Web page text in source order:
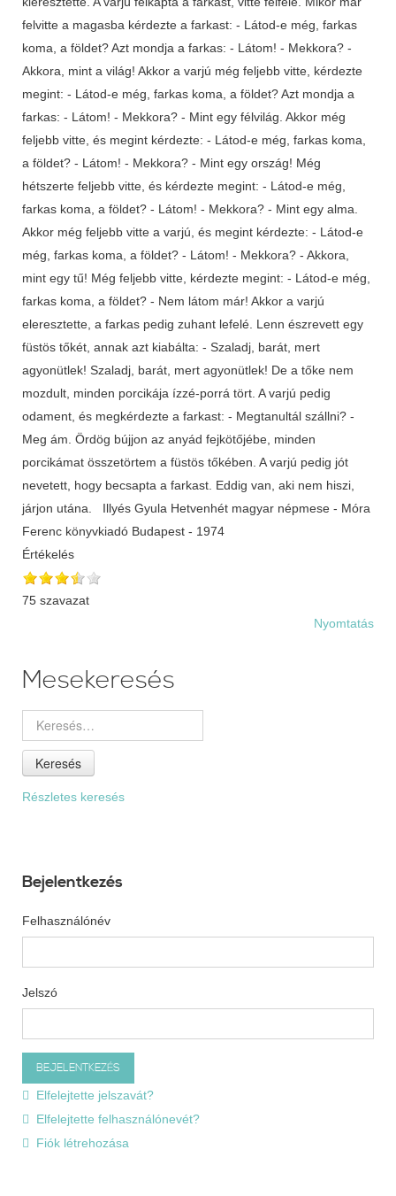
felvitte a magasba kérdezte a farkast: - Látod-e még, farkas
koma, a földet? Azt mondja a farkas: - Látom! - Mekkora? -
Akkora, mint a világ! Akkor a varjú még feljebb vitte, kérdezte
megint: - Látod-e még, farkas koma, a földet? Azt mondja a
farkas: - Látom! - Mekkora? - Mint egy félvilág. Akkor még
feljebb vitte, és megint kérdezte: - Látod-e még, farkas koma,
a földet? - Látom! - Mekkora? - Mint egy ország! Még
hétszerte feljebb vitte, és kérdezte megint: - Látod-e még,
farkas koma, a földet? - Látom! - Mekkora? - Mint egy alma.
Akkor még feljebb vitte a varjú, és megint kérdezte: - Látod-e
még, farkas koma, a földet? - Látom! - Mekkora? - Akkora,
mint egy tű! Még feljebb vitte, kérdezte megint: - Látod-e még,
farkas koma, a földet? - Nem látom már! Akkor a varjú
eleresztette, a farkas pedig zuhant lefelé. Lenn észrevett egy
füstös tőkét, annak azt kiabálta: - Szaladj, barát, mert
agyonütlek! Szaladj, barát, mert agyonütlek! De a tőke nem
mozdult, minden porcikája ízzé-porrá tört. A varjú pedig
odament, és megkérdezte a farkast: - Megtanultál szállni? -
Meg ám. Ördög bújjon az anyád fejkötőjébe, minden
porcikámat összetörtem a füstös tőkében. A varjú pedig jót
nevetett, hogy becsapta a farkast. Eddig van, aki nem hiszi,
járjon utána. Illyés Gyula Hetvenhét magyar népmese - Móra
Ferenc könyvkiadó Budapest - 1974
Értékelés
75 szavazat
Nyomtatás
Mesekeresés
Keresés
Részletes keresés
Bejelentkezés
Felhasználónév
Jelszó
Elfelejtette jelszavát?
Elfelejtette felhasználónevét?
Fiók létrehozása